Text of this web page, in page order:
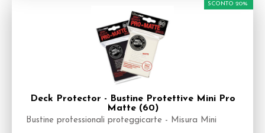
Deck Protector - Bustine Protettive Mini Pro
Matte (60)
Bustine professionali proteggicarte - Misura Mini
SCONTO 20%